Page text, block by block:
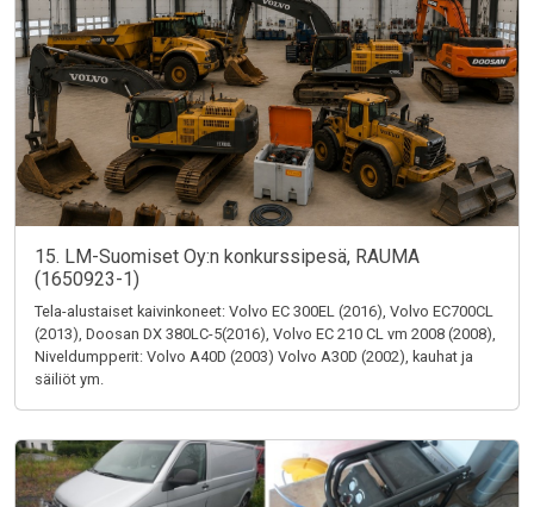
15. LM-Suomiset Oy:n konkurssipesä, RAUMA
(1650923-1)
Tela-alustaiset kaivinkoneet: Volvo EC 300EL (2016), Volvo EC700CL
(2013), Doosan DX 380LC-5(2016), Volvo EC 210 CL vm 2008 (2008),
Niveldumpperit: Volvo A40D (2003) Volvo A30D (2002), kauhat ja
säiliöt ym.